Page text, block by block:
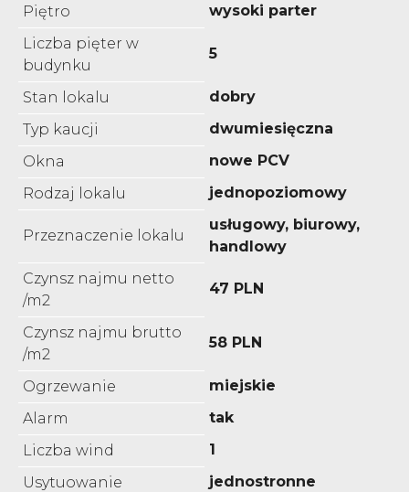
Piętro
wysoki parter
Liczba pięter w
budynku
5
Stan lokalu
dobry
Typ kaucji
dwumiesięczna
Okna
nowe PCV
Rodzaj lokalu
jednopoziomowy
Przeznaczenie lokalu
usługowy, biurowy,
handlowy
Czynsz najmu netto
/m2
47 PLN
Czynsz najmu brutto
/m2
58 PLN
Ogrzewanie
miejskie
Alarm
tak
Liczba wind
1
Usytuowanie
jednostronne